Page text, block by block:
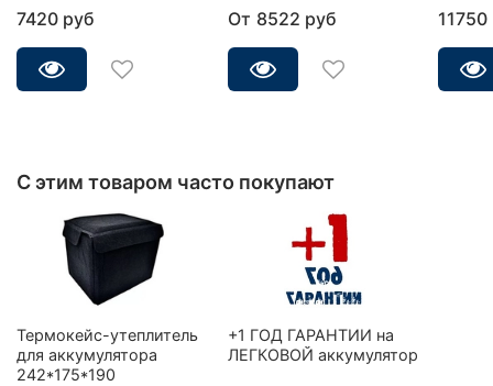
7420 руб От 8522 руб
С этим товаром часто покупают
Термокейс-утеплитель
для аккумулятора
242*175*190
+1 ГОД ГАРАНТИИ на
ЛЕГКОВОЙ аккумулятор